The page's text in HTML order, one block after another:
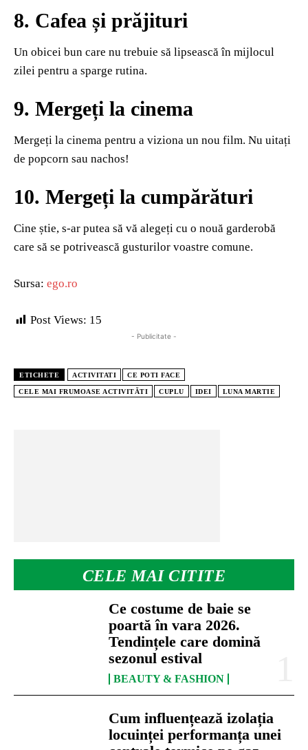
CELE MAI CITITE
Ce costume de baie se
poartă în vara 2026.
Tendințele care domină
sezonul estival
BEAUTY & FASHION
Cum influențează izolația
locuinței performanța unei
8. Cafea și prăjituri
Un obicei bun care nu trebuie să lipsească în mijlocul
zilei pentru a sparge rutina.
9. Mergeți la cinema
Mergeți la cinema pentru a viziona un nou film. Nu uitați
de popcorn sau nachos!
10. Mergeți la cumpărături
Cine știe, s-ar putea să vă alegeți cu o nouă garderobă
care să se potrivească gusturilor voastre comune.
Sursa: ego.ro
Post Views: 15
- Publicitate -
ETICHETE ACTIVITATI CE POTI FACE
CELE MAI FRUMOASE ACTIVITĂTI CUPLU IDEI LUNA MARTIE